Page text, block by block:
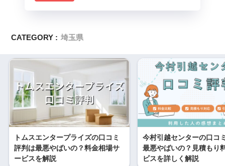
CATEGORY : 埼玉県
トムスエンタープライズの口コミ
評判は最悪やばいの？料金相場サ
ービスを解説
今村引越センターの口コ
最悪やばいの？見積もり
ビスを詳しく解説